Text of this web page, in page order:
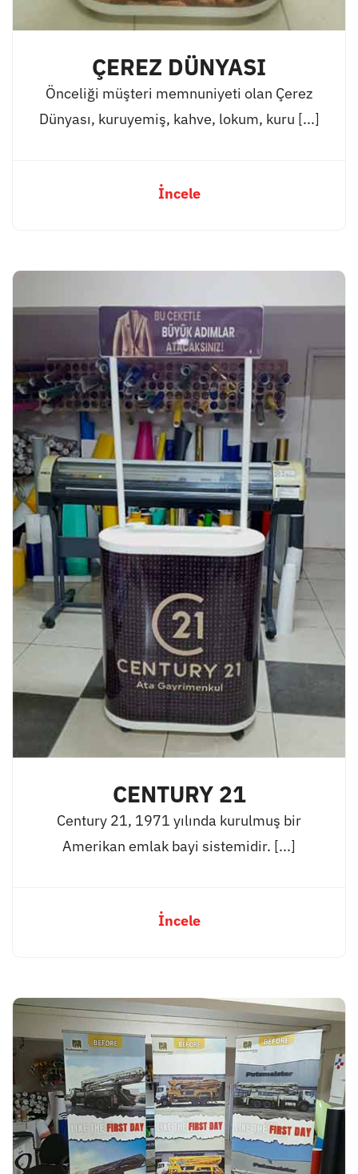
ÇEREZ DÜNYASI
Önceliği müşteri memnuniyeti olan Çerez
Dünyası, kuruyemiş, kahve, lokum, kuru [...]
İncele
CENTURY 21
Century 21, 1971 yılında kurulmuş bir
Amerikan emlak bayi sistemidir. [...]
İncele